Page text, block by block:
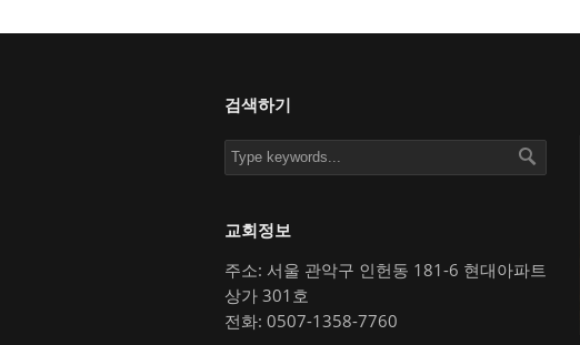
검색하기
교회정보
주소: 서울 관악구 인헌동 181-6 현대아파트
상가 301호
전화: 0507-1358-7760